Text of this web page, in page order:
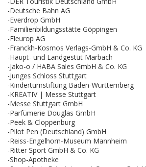
-Deutsche Bahn AG
-Everdrop GmbH
-Familienbildungsstätte Göppingen
-Fleurop AG
-Franckh-Kosmos Verlags-GmbH & Co. KG
-Haupt- und Landgestüt Marbach
-Jako-o / HABA Sales GmbH & Co. KG
-Junges Schloss Stuttgart
-Kinderturnstiftung Baden-Württemberg
-KREATIV | Messe Stuttgart
-Messe Stuttgart GmbH
-Parfümerie Douglas GmbH
-Peek & Cloppenburg
-Pilot Pen (Deutschland) GmbH
-Reiss-Engelhorn-Museum Mannheim
-Ritter Sport GmbH & Co. KG
-Shop-Apotheke